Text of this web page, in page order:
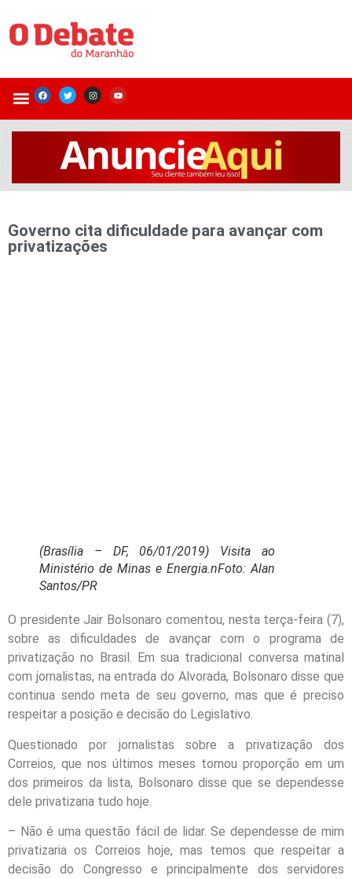
Governo cita dificuldade para avançar com
privatizações
(Brasília – DF, 06/01/2019) Visita ao
Ministério de Minas e Energia.nFoto: Alan
Santos/PR
O presidente Jair Bolsonaro comentou, nesta terça-feira (7),
sobre as dificuldades de avançar com o programa de
privatização no Brasil. Em sua tradicional conversa matinal
com jornalistas, na entrada do Alvorada, Bolsonaro disse que
continua sendo meta de seu governo, mas que é preciso
respeitar a posição e decisão do Legislativo.
Questionado por jornalistas sobre a privatização dos
Correios, que nos últimos meses tomou proporção em um
dos primeiros da lista, Bolsonaro disse que se dependesse
dele privatizaria tudo hoje.
– Não é uma questão fácil de lidar. Se dependesse de mim
privatizaria os Correios hoje, mas temos que respeitar a
decisão do Congresso e principalmente dos servidores